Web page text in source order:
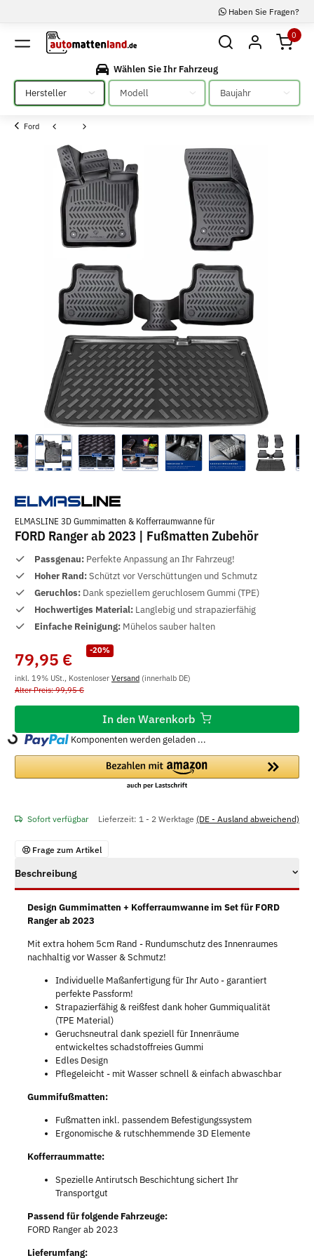
Haben Sie Fragen?
0
Wählen Sie Ihr Fahrzeug
Bitte auswählen
Bitte auswählen Bitte auswählen
Ford
ELMASLINE 3D Gummimatten & Kofferraumwanne für
FORD Ranger ab 2023 | Fußmatten Zubehör
Passgenau: Perfekte Anpassung an Ihr Fahrzeug!
Hoher Rand:Schützt vor Verschüttungen und Schmutz
Geruchlos: Dank speziellem geruchlosem Gummi (TPE)
Hochwertiges Material: Langlebig und strapazierfähig
Einfache Reinigung: Mühelos sauber halten
-20%
79,95 €
inkl. 19% USt., Kostenloser Versand (innerhalb DE)
Alter Preis: 99,95 €
In den Warenkorb
Loading... Komponenten werden geladen ...
Sofort verfügbar Lieferzeit: 1 - 2 Werktage (DE - Ausland abweichend)
Frage zum Artikel
Beschreibung
Design Gummimatten + Kofferraumwanne im Set für FORD
Ranger ab 2023
Mit extra hohem 5cm Rand - Rundumschutz des Innenraumes
nachhaltig vor Wasser & Schmutz!
Individuelle Maßanfertigung für Ihr Auto - garantiert
perfekte Passform!
Strapazierfähig & reißfest dank hoher Gummiqualität
(TPE Material)
Geruchsneutral dank speziell für Innenräume
entwickeltes schadstoffreies Gummi
Edles Design
Pflegeleicht - mit Wasser schnell & einfach abwaschbar
Gummifußmatten:
Fußmatten inkl. passendem Befestigungssystem
Ergonomische & rutschhemmende 3D Elemente
Kofferraummatte:
Spezielle Antirutsch Beschichtung sichert Ihr
Transportgut
Passend für folgende Fahrzeuge:
FORD Ranger ab 2023
Lieferumfang: